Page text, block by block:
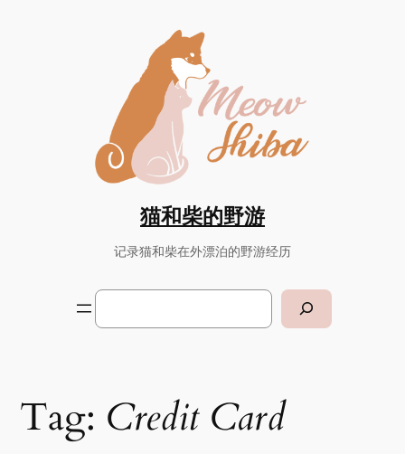
猫和柴的野游
记录猫和柴在外漂泊的野游经历
Search
Tag: Credit Card